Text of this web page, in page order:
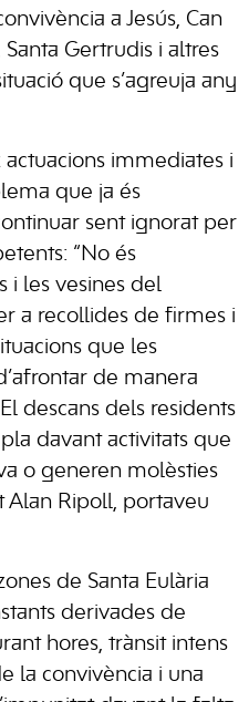
a Jesús, Can
Gertrudis i altres
que s’agreuja any
actuacions immediates i
que ja és
sent ignorat per
“No és
i les vesines del
a recollides de firmes i
que les
de manera
descans dels residents
davant activitats que
o generen molèsties
Alan Ripoll, portaveu
de Santa Eulària
derivades de
hores, trànsit intens
la convivència i una